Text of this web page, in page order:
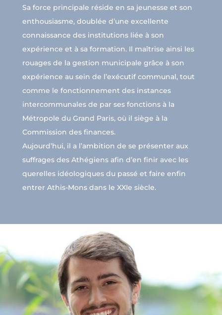
Sa force principale réside en sa jeunesse et son
enthousiasme, doublée d’une excellente
connaissance des institutions liée à son
expérience et à sa formation. Il maîtrise ainsi les
rouages de la gestion municipale grâce à son
expérience au sein de l’exécutif communal, tout
comme le fonctionnement des instances
intercommunales de par ses fonctions à la
Métropole du Grand Paris, où il siège à la
Commission des finances.
Aujourd’hui, il a l’ambition de se présenter aux
suffrages des Athégiens afin d’en finir avec les
querelles idéologiques du passé et faire enfin
entrer Athis-Mons dans le XXIe siècle.